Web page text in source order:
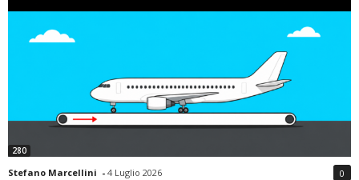
280
Stefano Marcellini - 4 Luglio 2026 0